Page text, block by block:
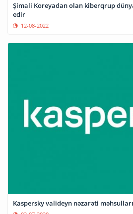
Şimali Koreyadan olan kiberqrup
edir
12-08-2022
Kaspersky valideyn nəzarəti